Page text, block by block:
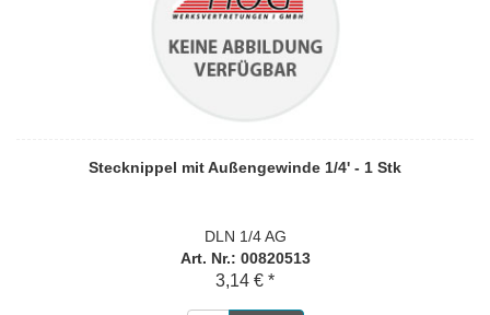
Stecknippel mit Außengewinde 1/4' - 1 Stk
DLN 1/4 AG
Art. Nr.: 00820513
3,14 € *